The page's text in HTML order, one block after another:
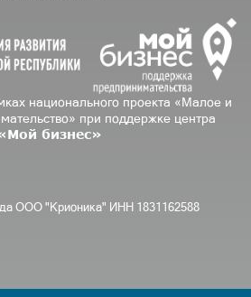
национального проекта «Малое и
при поддержке центра
бизнес»
ООО "Крионика" ИНН 1831162588